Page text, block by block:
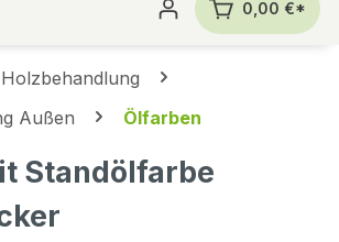
0,00 €*
Holzbehandlung
Außen
Ölfarben
Standölfarbe